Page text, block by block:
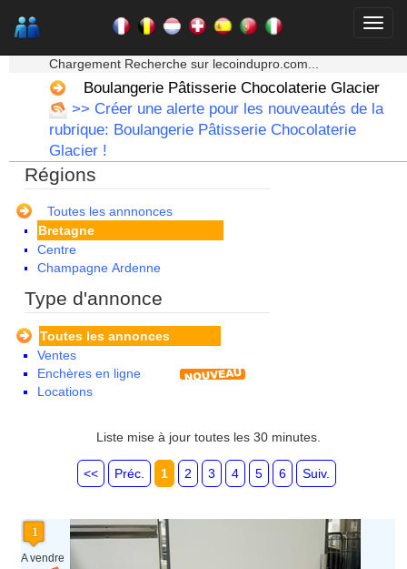
Chargement Recherche sur lecoindupro.com...
Boulangerie Pâtisserie Chocolaterie Glacier
>> Créer une alerte pour les nouveautés de la
rubrique: Boulangerie Pâtisserie Chocolaterie
Glacier !
Régions
Toutes les annnonces
Alsace
Aquitaine
Auvergne
Basse Normandie
Bourgogne
Bretagne
Centre
Champagne Ardenne
Franche Comte - Suisse
Guadeloupe
Guyane
Haute Normandie
Ile de France
La Réunion
Martinique
Mayotte
Portugal
Nord Pas de Calais - Belgique -
Pays Bas
Type d'annonce
Toutes les annonces
Ventes
Enchères en ligne
Locations
Liste mise à jour toutes les 30 minutes.
<< Préc. 1 2 3 4 5 6 Suiv.
A vendre